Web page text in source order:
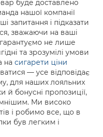
буде доставлено
нашої компанії
запитання і підказати
зважаючи на ваші
не лише
та зрозумілі умови
на сигарети ціни
— усе відповідає
для наших лояльних
й бонусні пропозиції,
Ми високо
і робимо все, що в
був легким і